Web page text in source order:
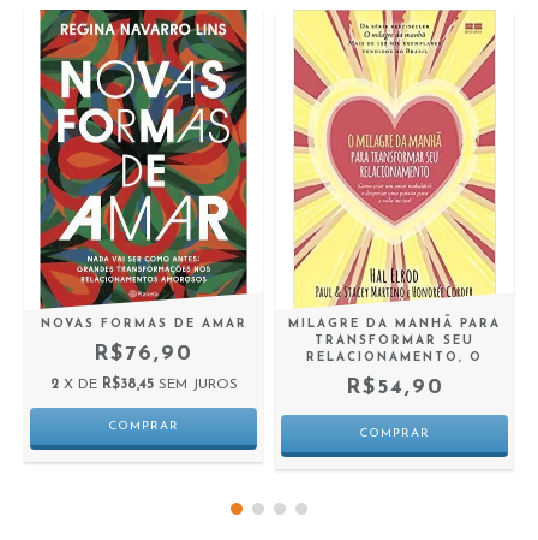
NOVAS FORMAS DE AMAR
R$76,90
2 X DE R$38,45 SEM JUROS
MILAGRE DA MANHÃ PARA
TRANSFORMAR SEU
RELACIONAMENTO, O
R$54,90